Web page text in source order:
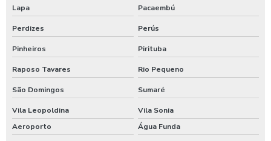
Empresas de refeições transportadas
Empresas de terceirização de alimentação
Empresas fornecedoras de alimentação coletiva
Empresas preparadoras de refeições coletivas
Empresas prestadoras de serviços de alimentação coletiva
Lapa Pacaembú
Perdizes Perús
Pinheiros Pirituba
Raposo Tavares Rio Pequeno
São Domingos Sumaré
Vila Leopoldina
Vila Sonia
Aeroporto
Água Funda